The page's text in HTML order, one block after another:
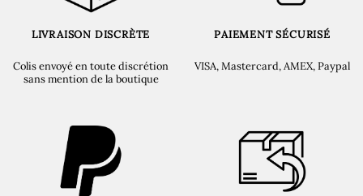
LIVRAISON DISCRÈTE
Colis envoyé en toute discrétion
sans mention de la boutique
PAIEMENT SÉCURISÉ
VISA, Mastercard, AMEX, Paypal